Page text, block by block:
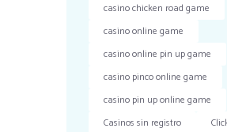
casino chicken road game
casino online game
casino online pin up game
casino pinco online game
casino pin up online game
Casinos sin registro